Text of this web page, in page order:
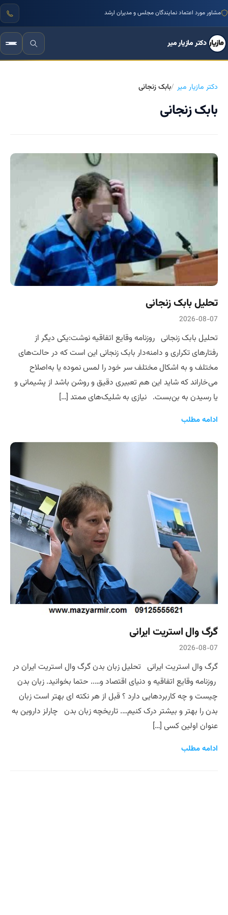
مشاور مورد اعتماد نمایندگان مجلس و مدیران ارشد
دکتر مازیار میر
دکتر مازیار میر بابک زنجانی
بابک زنجانی
تحلیل بابک زنجانی
2026-08-07
تحلیل بابک زنجانی روزنامه وقایع اتفاقیه نوشت:یکی دیگر از
رفتارهای تکراری و دامنه‌دار بابک زنجانی این است که در حالت‌های
مختلف و به اشکال مختلف سر خود را لمس نموده یا به‌اصلاح
می‌خاراند که شاید این هم تعبیری دقیق و روشن باشد از پشیمانی و
یا رسیدن به بن‌بست. نیازی به شلیک‌های ممتد […]
ادامه مطلب
گرگ وال استریت ایرانی
2026-08-07
گرگ وال استریت ایرانی تحلیل زبان بدن گرگ وال استریت ایران در
روزنامه وقایع اتفاقیه و دنیای اقتصاد و….. حتما بخوانید. زبان بدن
چیست و چه کاربردهایی دارد ؟ قبل از هر نکته ای بهتر است زبان
بدن را بهتر و بیشتر درک کنیم…. تاریخچه زبان بدن چارلز داروین به
عنوان اولین کسی […]
ادامه مطلب